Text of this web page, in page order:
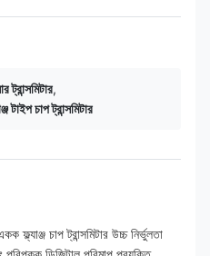
ট্রান্সমিটার,
টাইপ চাপ ট্রান্সমিটার
চাপ ট্রান্সমিটার উচ্চ নির্ভুলতা